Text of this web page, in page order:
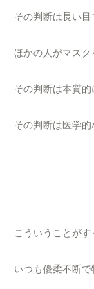
その判断は長い目
ほかの人がマスク
その判断は本質的
その判断は医学
こういうことが
いつも優柔不断で